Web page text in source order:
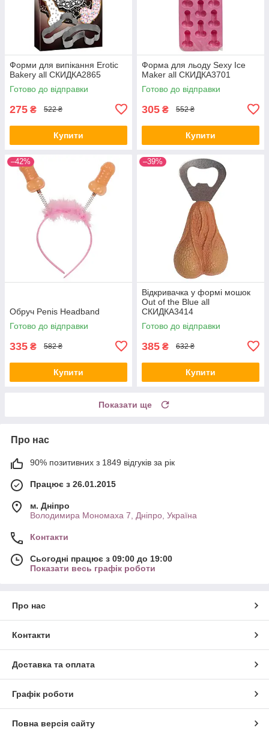
Форми для випікання Erotic
Bakery all СКИДКА2865
Готово до відправки
275 ₴ 522 ₴
Купити
Форма для льоду Sexy Ice
Maker all СКИДКА3701
Готово до відправки
305 ₴ 552 ₴
Купити
–42%
Обруч Penis Headband
Готово до відправки
335 ₴ 582 ₴
Купити
–39%
Відкривачка у формі мошок
Out of the Blue all
СКИДКА3414
Готово до відправки
385 ₴ 632 ₴
Купити
Показати ще
Про нас
90% позитивних з 1849 відгуків за рік
Працює з 26.01.2015
м. Дніпро
Володимира Мономаха 7, Дніпро, Україна
Контакти
Сьогодні працює з 09:00 до 19:00
Показати весь графік роботи
Про нас
Контакти
Доставка та оплата
Графік роботи
Повна версія сайту